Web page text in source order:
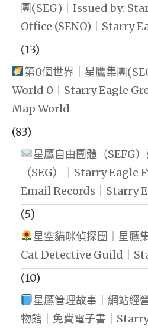
團(SEG)｜Issued by:
Office (SENO)｜Starry
(13)
第0個世界｜星鷹集團
World 0｜Starry Eagle
Map World
(83)
星鷹自由團體（SEFG
（SEG）｜Starry Eagle
Email Records｜Starry
(5)
星空貓咪偵探團｜星鷹
Cat Detective Guild｜
(10)
星鷹管理故事｜網站經
物館｜免費電子書｜